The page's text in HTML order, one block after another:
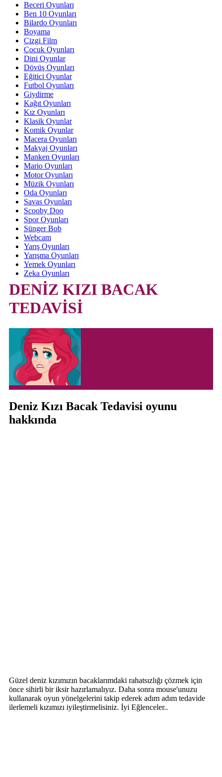
Beceri Oyunları
Ben 10 Oyunları
Bilardo Oyunları
Boyama
Çizgi Film
Çocuk Oyunları
Dini Oyunlar
Dövüş Oyunları
Eğitici Oyunlar
Futbol Oyunları
Giydirme
Kağıt Oyunları
Kız Oyunları
Klasik Oyunlar
Komik Oyunlar
Macera Oyunları
Makyaj Oyunları
Manken Oyunları
Mario Oyunları
Motor Oyunları
Müzik Oyunları
Oda Oyunları
Savas Oyunları
Scooby Doo
Spor Oyunları
Sünger Bob
Webcam
Yarış Oyunları
Yarışma Oyunları
Yemek Oyunları
Zeka Oyunları
DENİZ KIZI BACAK
TEDAVİSİ
Deniz Kızı Bacak Tedavisi oyunu
hakkında
Güzel deniz kızımızın bacaklarımdaki rahatsızlığı çözmek için
önce sihirli bir iksir hazırlamalıyız. Daha sonra mouse'unuzu
kullanarak oyun yönelgelerini takip ederek adım adım tedavide
ilerlemeli kızımızı iyileştirmelisiniz. İyi Eğlenceler..